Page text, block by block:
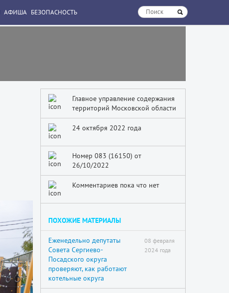
АФИША БЕЗОПАСНОСТЬ
Главное управление содержания
территорий Московской области
24 октября 2022 года
Номер 083 (16150) от
26/10/2022
Комментариев пока что нет
ПОХОЖИЕ МАТЕРИАЛЫ
Еженедельно депутаты
Совета Сергиево-
Посадского округа
проверяют, как работают
котельные округа
08 февраля
2024 года